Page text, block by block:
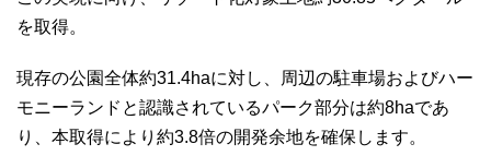
を取得。
現存の公園全体約31.4haに対し、周辺の駐車場およびハー
モニーランドと認識されているパーク部分は約8haであ
り、本取得により約3.8倍の開発余地を確保します。